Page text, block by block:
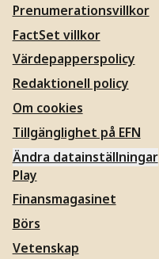
Prenumerationsvillkor
FactSet villkor
Värdepapperspolicy
Redaktionell policy
Om cookies
Tillgänglighet på EFN
Ändra datainställningar
Play
Finansmagasinet
Börs
Vetenskap